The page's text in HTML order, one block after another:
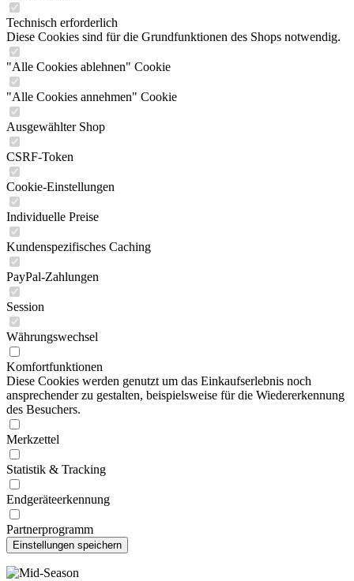
Technisch erforderlich
Diese Cookies sind für die Grundfunktionen des Shops notwendig.
"Alle Cookies ablehnen" Cookie
"Alle Cookies annehmen" Cookie
Ausgewählter Shop
CSRF-Token
Cookie-Einstellungen
Individuelle Preise
Kundenspezifisches Caching
PayPal-Zahlungen
Session
Währungswechsel
Komfortfunktionen
Diese Cookies werden genutzt um das Einkaufserlebnis noch
ansprechender zu gestalten, beispielsweise für die Wiedererkennung
des Besuchers.
Merkzettel
Statistik & Tracking
Endgeräteerkennung
Partnerprogramm